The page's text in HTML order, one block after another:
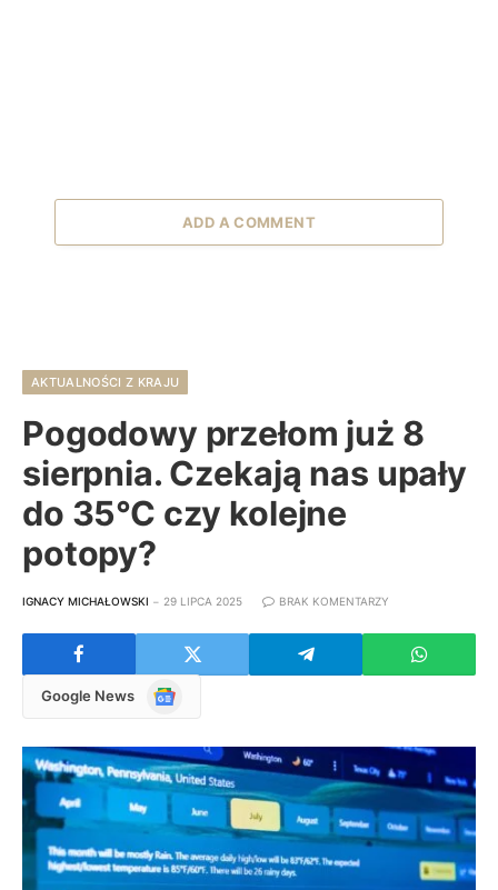
ADD A COMMENT
AKTUALNOŚCI Z KRAJU
Pogodowy przełom już 8
sierpnia. Czekają nas upały
do 35°C czy kolejne
potopy?
IGNACY MICHAŁOWSKI 29 LIPCA 2025 BRAK KOMENTARZY
Google News
Google